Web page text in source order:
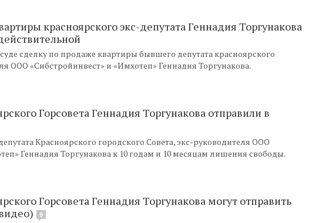
красноярского экс-депутата Геннадия Торгунакова
сделку по продаже квартиры бывшего депутата красноярского
ООО «Сибстройинвест» и «Имхотеп» Геннадия Торгунакова.
Горсовета Геннадия Торгунакова отправили в
Красноярского городского Совета, экс-руководителя ООО
Геннадия Торгунакова к 10 годам и 10 месяцам лишения свободы.
Горсовета Геннадия Торгунакова могут отправить
9